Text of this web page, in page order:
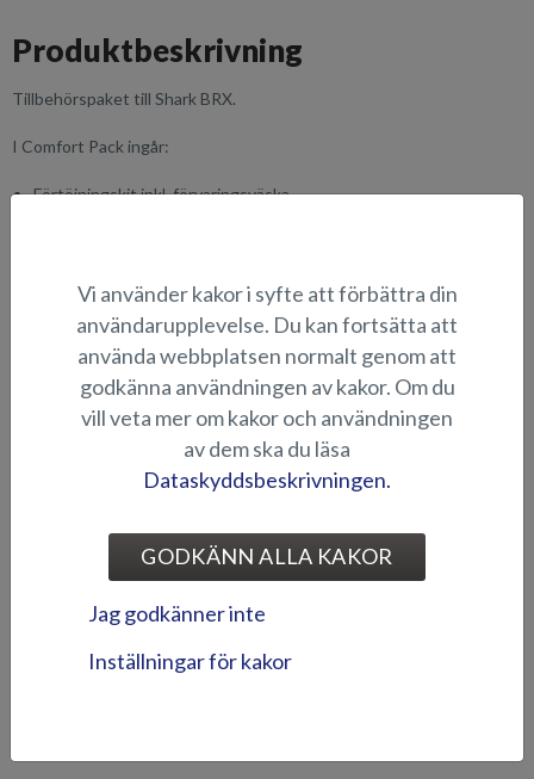
Produktbeskrivning
Tillbehörspaket till Shark BRX.
I Comfort Pack ingår:
Förtöjningskit inkl. förvaringsväska
LÄMPLIGHET
BILDGALLERI
TILLBEHÖRSPAKET
Vi använder kakor i syfte att förbättra din
användarupplevelse. Du kan fortsätta att
använda webbplatsen normalt genom att
godkänna användningen av kakor. Om du
vill veta mer om kakor och användningen
av dem ska du läsa
Dataskyddsbeskrivningen.
GODKÄNN ALLA KAKOR
Jag godkänner inte
Inställningar för kakor